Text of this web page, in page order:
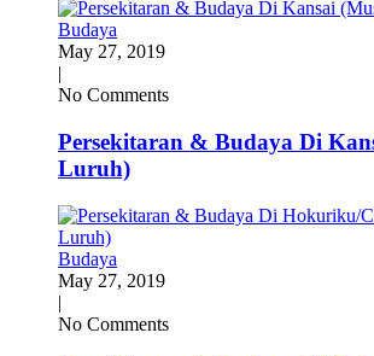
Budaya
May 27, 2019
|
No Comments
Persekitaran & Budaya Di
Luruh)
Budaya
May 27, 2019
|
No Comments